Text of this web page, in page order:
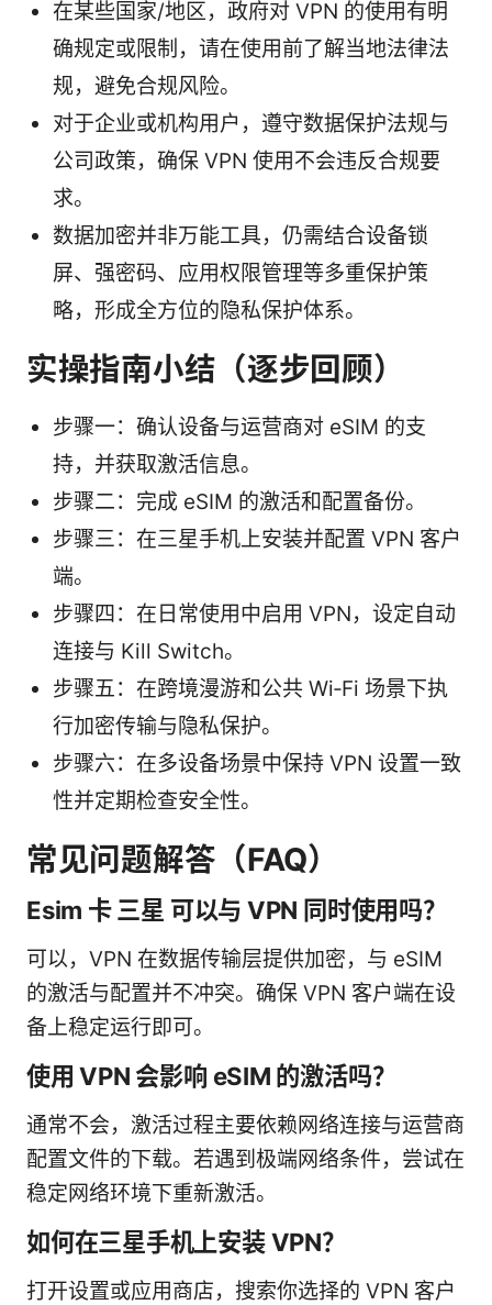
在某些国家/地区，政府对 VPN 的使用有明
确规定或限制，请在使用前了解当地法律法
规，避免合规风险。
对于企业或机构用户，遵守数据保护法规与
公司政策，确保 VPN 使用不会违反合规要
求。
数据加密并非万能工具，仍需结合设备锁
屏、强密码、应用权限管理等多重保护策
略，形成全方位的隐私保护体系。
实操指南小结（逐步回顾）
步骤一：确认设备与运营商对 eSIM 的支
持，并获取激活信息。
步骤二：完成 eSIM 的激活和配置备份。
步骤三：在三星手机上安装并配置 VPN 客户
端。
步骤四：在日常使用中启用 VPN，设定自动
连接与 Kill Switch。
步骤五：在跨境漫游和公共 Wi‑Fi 场景下执
行加密传输与隐私保护。
步骤六：在多设备场景中保持 VPN 设置一致
性并定期检查安全性。
常见问题解答（FAQ）
Esim 卡 三星 可以与 VPN 同时使用吗？
可以，VPN 在数据传输层提供加密，与 eSIM
的激活与配置并不冲突。确保 VPN 客户端在设
备上稳定运行即可。
使用 VPN 会影响 eSIM 的激活吗？
通常不会，激活过程主要依赖网络连接与运营商
配置文件的下载。若遇到极端网络条件，尝试在
稳定网络环境下重新激活。
如何在三星手机上安装 VPN？
打开设置或应用商店，搜索你选择的 VPN 客户